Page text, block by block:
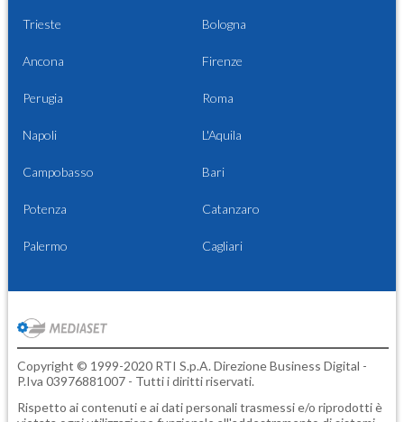
Trieste Bologna
Ancona Firenze
Perugia Roma
Napoli L'Aquila
Campobasso Bari
Potenza Catanzaro
Palermo Cagliari
Copyright © 1999-2020 RTI S.p.A. Direzione Business Digital -
P.Iva 03976881007 - Tutti i diritti riservati.
Rispetto ai contenuti e ai dati personali trasmessi e/o riprodotti è